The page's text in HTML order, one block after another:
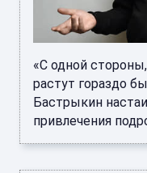
«С одной
растут гораздо
Бастрыкин
привлечения